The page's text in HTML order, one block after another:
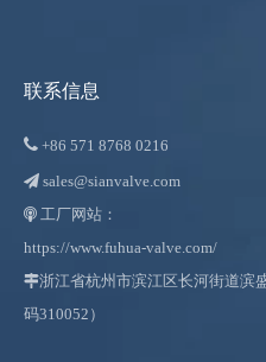
联系信息
 +86 571 8768 0216
 sales@sianvalve.com
 工厂网站：
https://www.fuhua-valve.com/
浙江省杭州市滨江区长河街道滨
码310052）